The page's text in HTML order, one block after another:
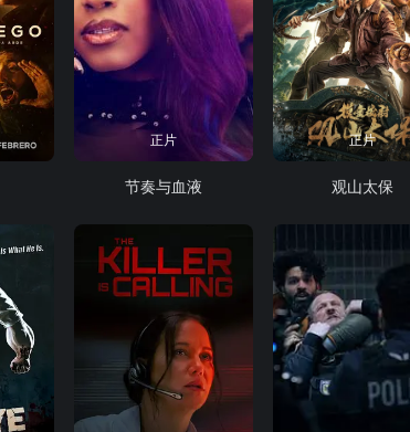
正片
节奏与血液
正片
观山太保